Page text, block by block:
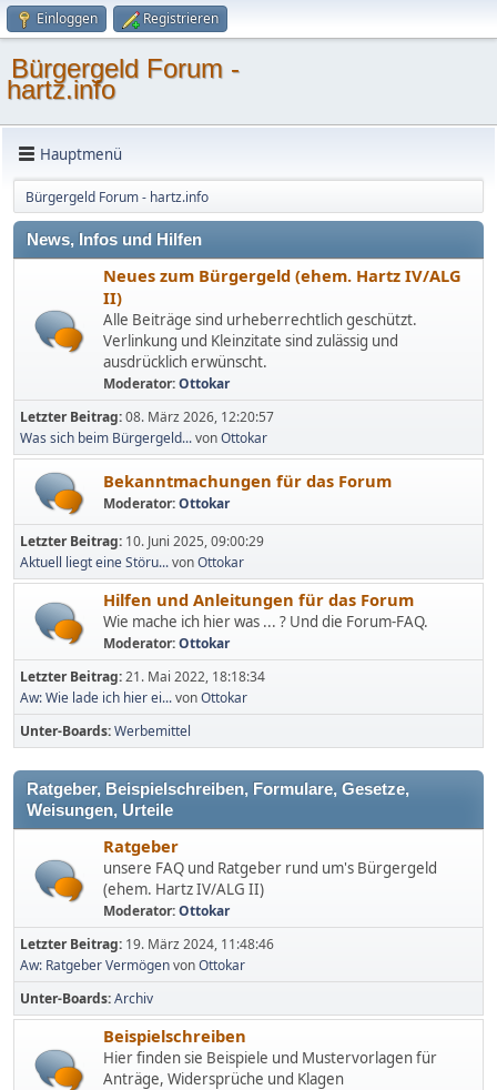
Einloggen Registrieren
Bürgergeld Forum -
hartz.info
Hauptmenü
Bürgergeld Forum - hartz.info
News, Infos und Hilfen
Neues zum Bürgergeld (ehem. Hartz IV/ALG
II)
Alle Beiträge sind urheberrechtlich geschützt.
Verlinkung und Kleinzitate sind zulässig und
ausdrücklich erwünscht.
Moderator:Ottokar
Letzter Beitrag:08. März 2026, 12:20:57
Was sich beim Bürgergeld...vonOttokar
Bekanntmachungen für das Forum
Moderator:Ottokar
Letzter Beitrag: 10. Juni 2025, 09:00:29
Aktuell liegt eine Störu...vonOttokar
Hilfen und Anleitungen für das Forum
Wie mache ich hier was ... ? Und die Forum-FAQ.
Moderator:Ottokar
Letzter Beitrag:21. Mai 2022, 18:18:34
Aw: Wie lade ich hier ei...vonOttokar
Unter-Boards Werbemittel
Ratgeber, Beispielschreiben, Formulare, Gesetze,
Weisungen, Urteile
Ratgeber
unsere FAQ und Ratgeber rund um's Bürgergeld
(ehem. Hartz IV/ALG II)
Moderator:Ottokar
Letzter Beitrag: 19. März 2024, 11:48:46
Aw: Ratgeber VermögenvonOttokar
Unter-Boards Archiv
Beispielschreiben
Hier finden sie Beispiele und Mustervorlagen für
Anträge, Widersprüche und Klagen